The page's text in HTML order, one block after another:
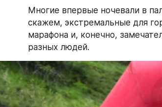
Многие впервые ночевали в
скажем, экстремальные для
марафона и, конечно,
разных людей.